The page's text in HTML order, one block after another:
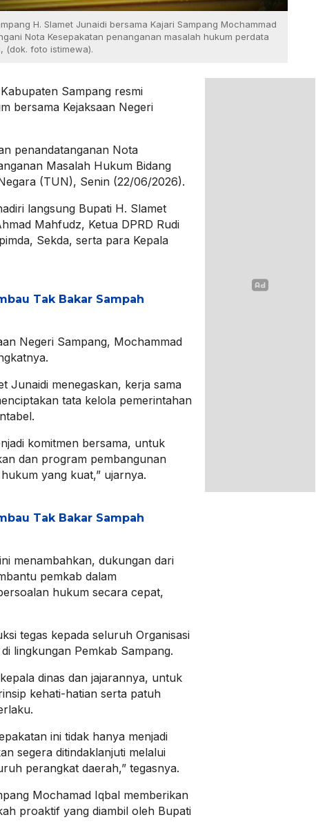
H. Slamet Junaidi bersama Kajari Sampang Mochammad
Nota Kesepakatan penanganan masalah hukum perdata
(dok. foto istimewa).
Sampang resmi
bersama Kejaksaan Negeri
penandatanganan Nota
Masalah Hukum Bidang
(TUN), Senin (22/06/2026).
langsung Bupati H. Slamet
Mahfudz, Ketua DPRD Rudi
Sekda, serta para Kepala
Tak Bakar Sampah
Negeri Sampang, Mochammad
Junaidi menegaskan, kerja sama
tata kelola pemerintahan
komitmen bersama, untuk
dan program pembangunan
yang kuat,” ujarnya.
Tak Bakar Sampah
menambahkan, dukungan dari
pemkab dalam
hukum secara cepat,
tegas kepada seluruh Organisasi
lingkungan Pemkab Sampang.
dinas dan jajarannya, untuk
kehati-hatian serta patuh
ini tidak hanya menjadi
segera ditindaklanjuti melalui
perangkat daerah,” tegasnya.
Mochamad Iqbal memberikan
proaktif yang diambil oleh Bupati